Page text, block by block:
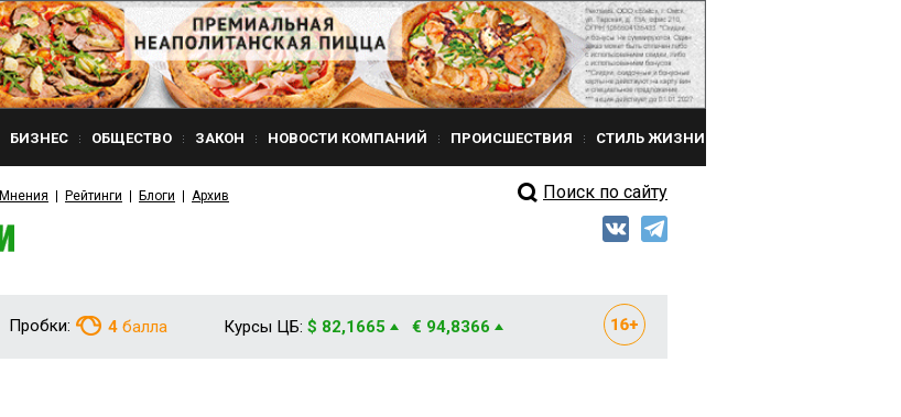
БИЗНЕС ОБЩЕСТВО ЗАКОН НОВОСТИ КОМПАНИЙ ПРОИСШЕСТВИЯ СТИЛЬ ЖИЗНИ
Мнения Рейтинги Блоги Архив Поиск по сайту
Пробки: 4 балла Курсы ЦБ: $ 82,1665 € 94,8366